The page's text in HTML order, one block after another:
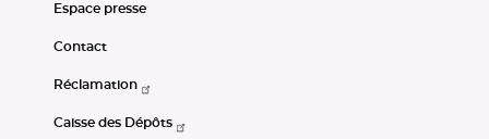
Espace presse
Contact
Réclamation
Caisse des Dépôts